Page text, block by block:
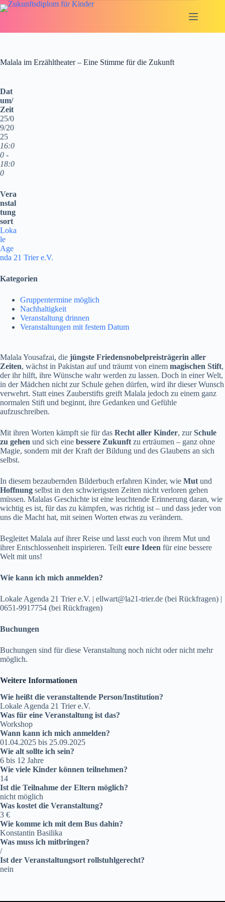
Zum
Inhalt
Malala im Erzähltheater – Eine Stimme für die Zukunft
Dat
um/
Zeit
25/0
9/20
25
16:0
0 -
18:0
0
Vera
nstal
tung
sort
Loka
le
Age
nda 21 Trier e.V.
Kategorien
Gruppentermine möglich
Nachhaltigkeit
Veranstaltung drinnen
Veranstaltungen mit festem Datum
Malala Yousafzai, die jüngste Friedensnobelpreisträgerin aller
Zeiten, wächst in Pakistan auf und träumt von einem magischen Stift,
der ihr hilft, ihre Wünsche wahr werden zu lassen. Doch in einer Welt,
in der Mädchen nicht zur Schule gehen dürfen, wird ihr dieser Wunsch
verwehrt. Statt eines Zauberstifts greift Malala jedoch zu einem ganz
normalen Stift und beginnt, ihre Gedanken und Gefühle
aufzuschreiben.
Mit ihren Worten kämpft sie für das Recht aller Kinder, zurSchule
zu gehen und sich eine bessere Zukunft zu erträumen – ganz ohne
Magie, sondern mit der Kraft der Bildung und des Glaubens an sich
selbst.
In diesem bezaubernden Bilderbuch erfahren Kinder, wie Mut und
Hoffnung selbst in den schwierigsten Zeiten nicht verloren gehen
müssen. Malalas Geschichte ist eine leuchtende Erinnerung daran, wie
wichtig es ist, für das zu kämpfen, was richtig ist – und dass jeder von
uns die Macht hat, mit seinen Worten etwas zu verändern.
Begleitet Malala auf ihrer Reise und lasst euch von ihrem Mut und
ihrer Entschlossenheit inspirieren. Teilt eure Ideen für eine bessere
Welt mit uns!
Wie kann ich mich anmelden?
Lokale Agenda 21 Trier e.V. | ellwart@la21-trier.de (bei Rückfragen) |
0651-9917754 (bei Rückfragen)
Buchungen
Buchungen sind für diese Veranstaltung noch nicht oder nicht mehr
möglich.
Weitere Informationen
Wie heißt die veranstaltende Person/Institution?
Lokale Agenda 21 Trier e.V.
Was für eine Veranstaltung ist das?
Workshop
Wann kann ich mich anmelden?
01.04.2025 bis 25.09.2025
Wie alt sollte ich sein?
6 bis 12 Jahre
Wie viele Kinder können teilnehmen?
14
Ist die Teilnahme der Eltern möglich?
nicht möglich
Was kostet die Veranstaltung?
3 €
Wie komme ich mit dem Bus dahin?
Konstantin Basilika
Was muss ich mitbringen?
/
Ist der Veranstaltungsort rollstuhlgerecht?
nein